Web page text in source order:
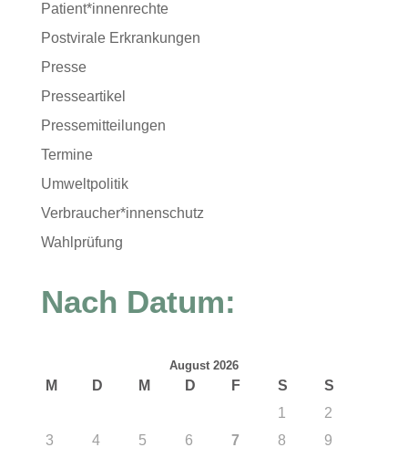
Patient*innenrechte
Postvirale Erkrankungen
Presse
Presseartikel
Pressemitteilungen
Termine
Umweltpolitik
Verbraucher*innenschutz
Wahlprüfung
Nach Datum:
August 2026
M D M D F S
S
1
2
3
4 5 6 7 8
9